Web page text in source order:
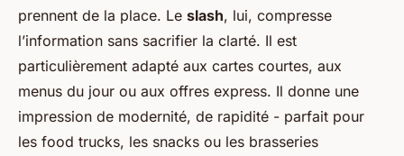
prennent de la place. Le slash, lui, compresse
l’information sans sacrifier la clarté. Il est
particulièrement adapté aux cartes courtes, aux
menus du jour ou aux offres express. Il donne une
impression de modernité, de rapidité - parfait pour
les food trucks, les snacks ou les brasseries